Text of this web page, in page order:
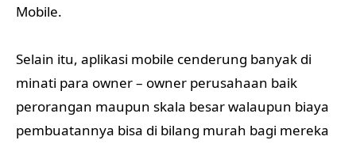
Mobile.
Selain itu, aplikasi mobile cenderung banyak di
minati para owner – owner perusahaan baik
perorangan maupun skala besar walaupun biaya
pembuatannya bisa di bilang murah bagi mereka